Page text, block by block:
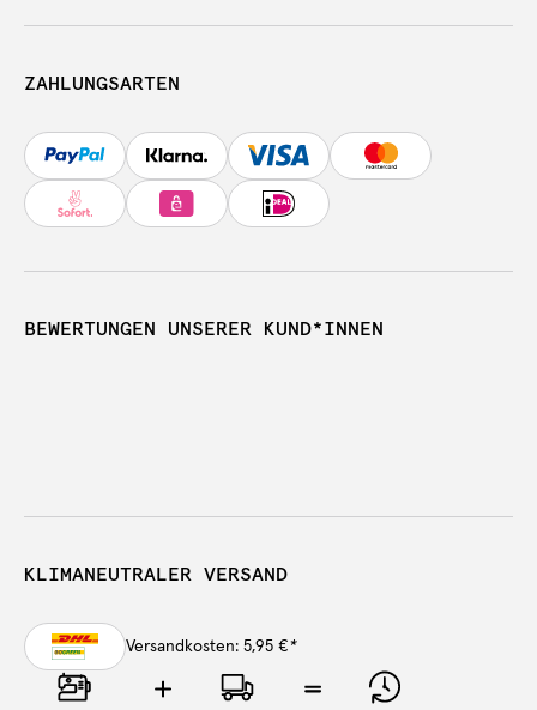
ZAHLUNGSARTEN
BEWERTUNGEN UNSERER KUND*INNEN
KLIMANEUTRALER VERSAND
Versandkosten: 5,95 €*